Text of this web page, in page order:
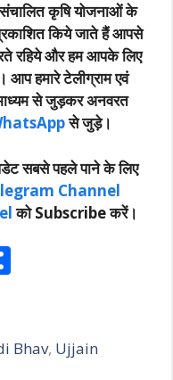
संचालित कृषि योजनाओं के
किये जाते हैं आपसे
रहिये और हम आपके लिए
आप हमारे टेलीग्राम एवं
से जुड़कर अनवरत
से जुड़े।
सबसे पहले पाने के लिए
Channel
को Subscribe करें।
e
Bhav, Ujjain